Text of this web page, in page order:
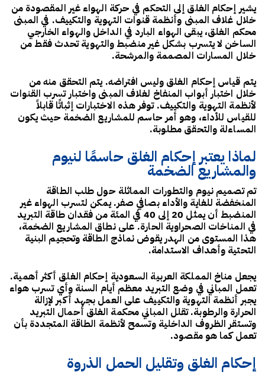
يشير إحكام الغلق إلى التحكم في حركة الهواء غير المقصودة من
خلال غلاف المبنى وأنظمة قنوات التهوية والتكييف. في المبنى
محكم الغلق، يبقى الهواء البارد في الداخل والهواء الخارجي
الساخن لا يتسرب بشكل غير منضبط والتهوية تحدث فقط من
خلال المسارات المصممة والمرشحة.
يتم قياس إحكام الغلق وليس افتراضه. يتم التحقق منه من
خلال اختبار أبواب المنفاخ لغلاف المبنى واختبار تسرب القنوات
لأنظمة التهوية والتكييف. توفر هذه الاختبارات إثباتًا قابلاً
للقياس للأداء، وهو أمر حاسم للمشاريع الضخمة حيث يكون
المساءلة والتحقق مطلوبة.
لماذا يعتبر إحكام الغلق حاسمًا لنيوم
والمشاريع الضخمة
تم تصميم نيوم والتطورات المماثلة حول طلب الطاقة
المنخفضة للغاية والأداء بصافي صفر. يمكن لتسرب الهواء غير
المنضبط أن يمثل 20 إلى 40 في المئة من فقدان طاقة التبريد
في المناخات الصحراوية الحارة. على نطاق المشاريع الضخمة،
هذا المستوى من الهدر يقوض نماذج الطاقة وتحجيم البنية
التحتية وأهداف الاستدامة.
يجعل مناخ المملكة العربية السعودية إحكام الغلق أكثر أهمية.
تعمل المباني في وضع التبريد معظم أيام السنة وأي تسرب هواء
يجبر أنظمة التهوية والتكييف على العمل بجهد أكبر لإزالة
الحرارة والرطوبة. تقلل المباني محكمة الغلق أحمال التبريد
وتستقر الظروف الداخلية وتسمح لأنظمة الطاقة المتجددة بأن
تعمل كما هو مقصود.
إحكام الغلق وتقليل الحمل الذروة